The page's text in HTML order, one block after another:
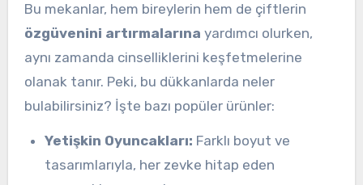
Bu mekanlar, hem bireylerin hem de çiftlerin
özgüvenini artırmalarına yardımcı olurken,
aynı zamanda cinselliklerini keşfetmelerine
olanak tanır. Peki, bu dükkanlarda neler
bulabilirsiniz? İşte bazı popüler ürünler:
Yetişkin Oyuncakları: Farklı boyut ve
tasarımlarıyla, her zevke hitap eden